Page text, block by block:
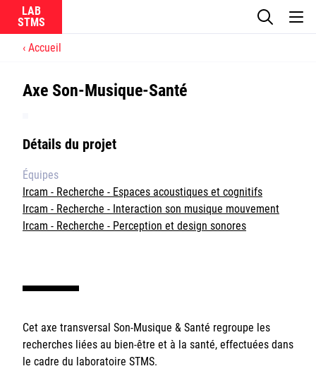
LAB
Sorbonne Université
Ministère de la Culture
La recherche
Actualités
Équipes
Accueil
Axe Son-Musique-Santé
Détails du projet
Équipes
Ircam - Recherche - Espaces acoustiques et cognitifs
Ircam - Recherche - Interaction son musique mouvement
Ircam - Recherche - Perception et design sonores
Cet axe transversal Son-Musique & Santé regroupe les
recherches liées au bien-être et à la santé, effectuées dans
le cadre du laboratoire STMS.